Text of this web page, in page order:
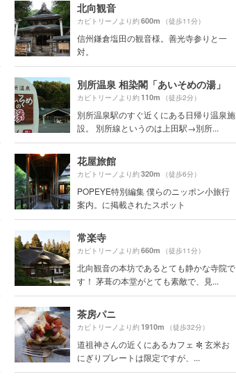
北向観音
カピトリーノより約600m （徒歩11分）
信州鎌倉塩田の観音様。善光寺参りと一
対。
別所温泉 相染閣「あいそめの湯」
カピトリーノより約110m （徒歩2分）
別所温泉駅のすぐ近くにある日帰り温泉施
設。 別所線というのは上田駅→別所...
花屋旅館
カピトリーノより約320m （徒歩6分）
POPEYE特別編集 僕らのニッポン小旅行
案内。に掲載されたスポット
常楽寺
カピトリーノより約660m （徒歩11分）
北向観音の本坊であるとても静かな寺院で
す！ 茅葺の本堂がとても素敵で、見...
茶房パニ
カピトリーノより約1910m （徒歩32分）
道祖神さんの近くにあるカフェ ✼ฺ 玄米お
にぎりプレートは限定ですが、...